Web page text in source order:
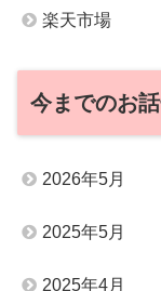
楽天市場
今までのお
2026年5月
2025年5月
2025年4月